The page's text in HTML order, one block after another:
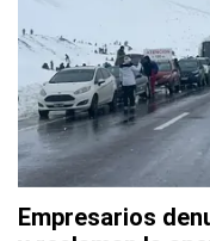
Empresarios